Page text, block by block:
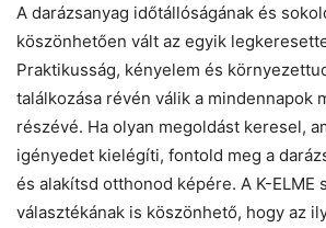
A darázsanyag időtállóságának és
köszönhetően vált az egyik
Praktikusság, kényelem és
találkozása révén válik a mindennapok
részévé. Ha olyan megoldást keresel,
igényedet kielégíti, fontold meg a
és alakítsd otthonod képére. A K-ELME
választékának is köszönhető, hogy az